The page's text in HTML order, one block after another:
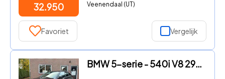
32.950 Veenendaal (UT)
Favoriet Vergelijk
BMW 5-serie - 540i V8 290PK, Xenon, Prijs is 2027 Ã¢ÂÂ¬25000